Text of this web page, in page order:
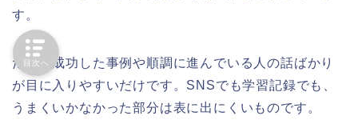
す。
ただ、成功した事例や順調に進んでいる人の話ばかり
が目に入りやすいだけです。SNSでも学習記録でも、
うまくいかなかった部分は表に出にくいものです。
目次へ